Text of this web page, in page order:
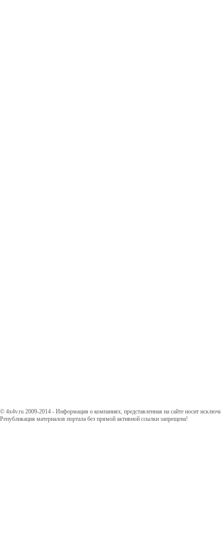
© 4x4v.ru 2009-2014 - Информация о компаниях, представленная на сайте носит
Републикация материалов портала без прямой активной ссылки запрещена!